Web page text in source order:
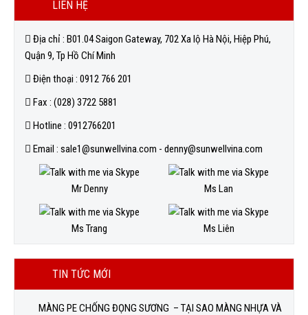
LIÊN HỆ
Địa chỉ : B01.04 Saigon Gateway, 702 Xa lộ Hà Nội, Hiệp Phú,
Quận 9, Tp Hồ Chí Minh
Điện thoại : 0912 766 201
Fax : (028) 3722 5881
Hotline : 0912766201
Email : sale1@sunwellvina.com - denny@sunwellvina.com
Mr Denny Ms Lan
Ms Trang Ms Liên
TIN TỨC MỚI
MÀNG PE CHỐNG ĐỌNG SƯƠNG – TẠI SAO MÀNG NHỰA VÀ